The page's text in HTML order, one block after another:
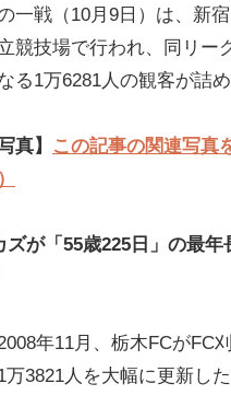
一戦（10月9日）は、新
競技場で行われ、同リー
る1万6281人の観客が詰め
真】
この記事の関連写真
ズが「55歳225日」の最年
年11月、栃木FCがFC
万3821人を大幅に更新し